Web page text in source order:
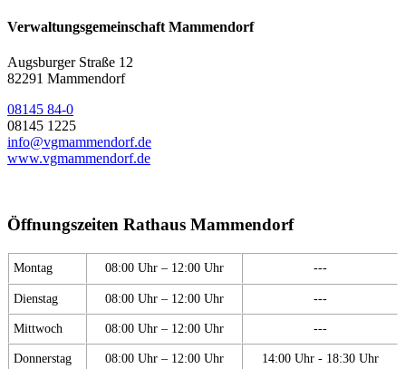
Verwaltungsgemeinschaft Mammendorf
Augsburger Straße 12
82291 Mammendorf
08145 84-0
08145 1225
info@vgmammendorf.de
www.vgmammendorf.de
Öffnungszeiten Rathaus Mammendorf
Montag 08:00 Uhr – 12:00 Uhr ---
Dienstag 08:00 Uhr – 12:00 Uhr ---
Mittwoch 08:00 Uhr – 12:00 Uhr ---
Donnerstag 08:00 Uhr – 12:00 Uhr 14:00 Uhr - 18:30 Uhr